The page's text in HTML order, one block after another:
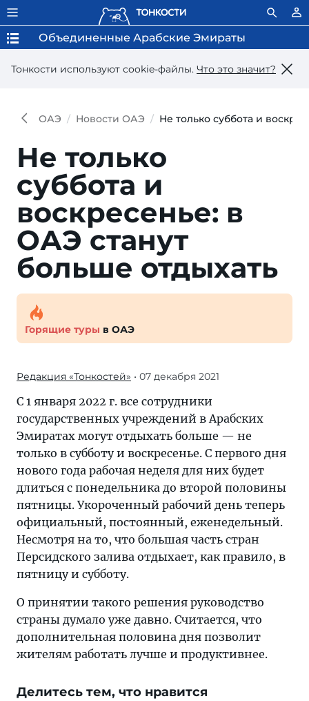
Тонкости используют сookie-файлы. Что это значит?
Объединенные Арабские Эмираты
ОАЭ Новости ОАЭ Не только суббота и
Не только
суббота и
воскресенье: в
ОАЭ станут
больше отдыхать
Горящие туры в ОАЭ
Редакция «Тонкостей» • 07 декабря 2021
С 1 января 2022 г. все сотрудники
государственных учреждений в Арабских
Эмиратах могут отдыхать больше — не
только в субботу и воскресенье. С первого дня
нового года рабочая неделя для них будет
длиться с понедельника до второй половины
пятницы. Укороченный рабочий день теперь
официальный, постоянный, еженедельный.
Несмотря на то, что большая часть стран
Персидского залива отдыхает, как правило, в
пятницу и субботу.
О принятии такого решения руководство
страны думало уже давно. Считается, что
дополнительная половина дня позволит
жителям работать лучше и продуктивнее.
Делитесь тем, что нравится